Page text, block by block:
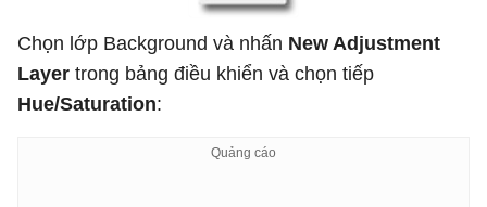
Chọn lớp Background và nhấn New Adjustment
Layer trong bảng điều khiển và chọn tiếp
Hue/Saturation: